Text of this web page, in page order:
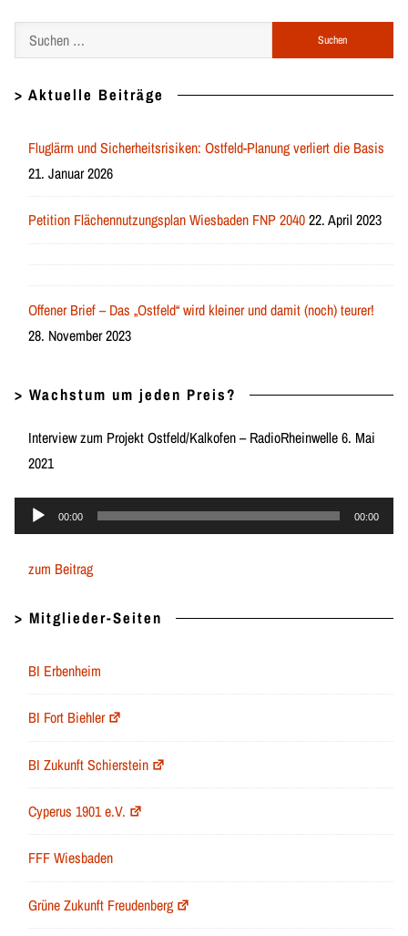
nach:
> Aktuelle Beiträge
Fluglärm und Sicherheitsrisiken: Ostfeld-Planung verliert die Basis
21. Januar 2026
Petition Flächennutzungsplan Wiesbaden FNP 204022. April 2023
Offener Brief – Das „Ostfeld“ wird kleiner und damit (noch) teurer!
28. November 2023
> Wachstum um jeden Preis?
Interview zum Projekt Ostfeld/Kalkofen – RadioRheinwelle 6. Mai
2021
Audio-
Player
00:00 00:00
zum Beitrag
> Mitglieder-Seiten
BI Erbenheim
BI Fort Biehler
BI Zukunft Schierstein
Cyperus 1901 e.V.
FFF Wiesbaden
Grüne Zukunft Freudenberg